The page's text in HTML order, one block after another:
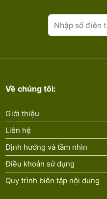
Về chúng tôi:
Giới thiệu
Liên hệ
Định hướng và tầm nhìn
Điều khoản sử dụng
Quy trình biên tập nội dung